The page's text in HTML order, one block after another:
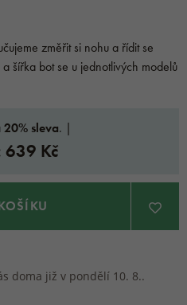
změřit si nohu a řídit se
šířka bot se u jednotlivých modelů
20% sleva. |
639 Kč
doma již v pondělí 10. 8..